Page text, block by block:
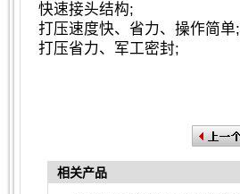
快速接头结构;
打压速度快、省力、操作简单;
打压省力、军工密封;
相关产品